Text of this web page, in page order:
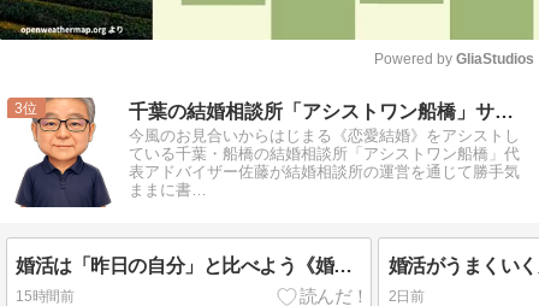
Mute
Powered by GliaStudios
3 千葉の結婚相談所「アシストワン船橋」サトウから！
今風のお見合いからはじまる《恋愛結婚》をアシストし
ている千葉・船橋の結婚相談所「アシストワン船橋」代
表アドバイザー佐藤が結婚相談所の運営を通じて勝手気
ままに書…
婚活は「昨日の自分」と比べよう《婚活男性の成長戦略シリーズ⑬》
15時間前 2日前